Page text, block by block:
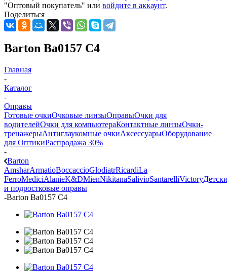
"Оптовый покупатель" или войдите в аккаунт.
Поделиться
Barton Ba0157 C4
Главная
-
Каталог
-
Оправы
Готовые очкиОчковые линзыОправыОчки для
водителейОчки для компьютераКонтактные линзыОчки-
тренажерыАнтиглаукомные очкиАксессуарыОборудование
для ОптикиРаспродажа 30%
-
Barton
AmsharArmatioBoccaccioGlodiatrRicardiLa
FerroMediciAlanieK&DMienNikitanaSalivioSantarelliVictory
и подростковые оправы
-Barton Ba0157 C4